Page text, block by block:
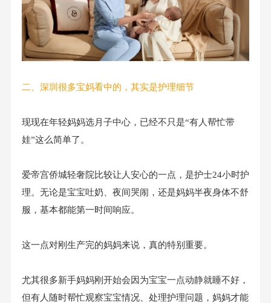
二、深圳很多宝妈看中的，其实是护理细节
现现在年轻妈妈选月子中心，已经不只是“有人帮忙带
娃”这么简单了。
爱帝宫侨城轻奢院比较让人安心的一点，是护士24小时护
理。无论是宝宝吐奶、夜间哭闹，还是妈妈半夜身体不舒
服，基本都能第一时间响应。
这一点对刚生产完的妈妈来说，真的特别重要。
尤其很多新手妈妈刚开始会因为宝宝一点动静就睡不好，
但有人随时帮忙观察宝宝情况、处理护理问题，妈妈才能